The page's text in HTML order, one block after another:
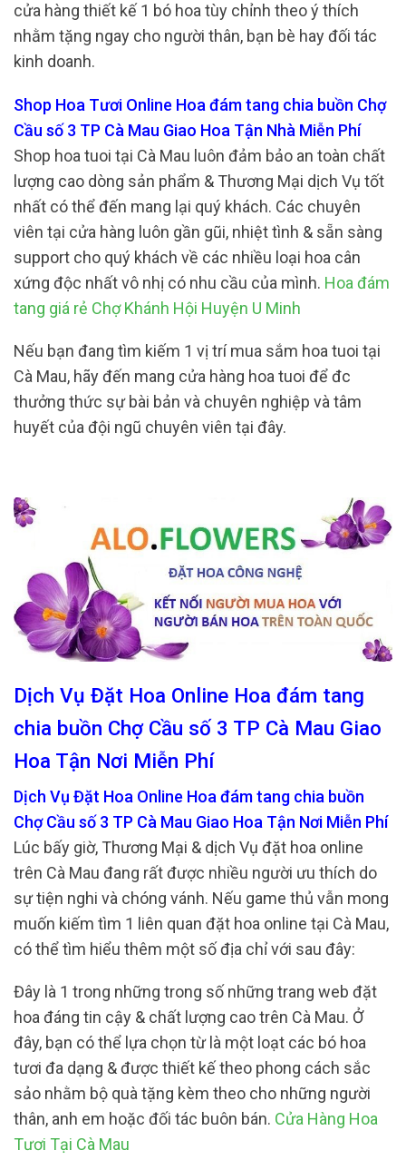
cửa hàng thiết kế 1 bó hoa tùy chỉnh theo ý thích
nhằm tặng ngay cho người thân, bạn bè hay đối tác
kinh doanh.
Shop Hoa Tươi Online Hoa đám tang chia buồn Chợ
Cầu số 3 TP Cà Mau Giao Hoa Tận Nhà Miễn Phí
Shop hoa tuoi tại Cà Mau luôn đảm bảo an toàn chất
lượng cao dòng sản phẩm & Thương Mại dịch Vụ tốt
nhất có thể đến mang lại quý khách. Các chuyên
viên tại cửa hàng luôn gần gũi, nhiệt tình & sẵn sàng
support cho quý khách về các nhiều loại hoa cân
xứng độc nhất vô nhị có nhu cầu của mình. Hoa đám
tang giá rẻ Chợ Khánh Hội Huyện U Minh
Nếu bạn đang tìm kiếm 1 vị trí mua sắm hoa tuoi tại
Cà Mau, hãy đến mang cửa hàng hoa tuoi để đc
thưởng thức sự bài bản và chuyên nghiệp và tâm
huyết của đội ngũ chuyên viên tại đây.
Dịch Vụ Đặt Hoa Online Hoa đám tang
chia buồn Chợ Cầu số 3 TP Cà Mau Giao
Hoa Tận Nơi Miễn Phí
Dịch Vụ Đặt Hoa Online Hoa đám tang chia buồn
Chợ Cầu số 3 TP Cà Mau Giao Hoa Tận Nơi Miễn Phí
Lúc bấy giờ, Thương Mại & dịch Vụ đặt hoa online
trên Cà Mau đang rất được nhiều người ưu thích do
sự tiện nghi và chóng vánh. Nếu game thủ vẫn mong
muốn kiếm tìm 1 liên quan đặt hoa online tại Cà Mau,
có thể tìm hiểu thêm một số địa chỉ với sau đây:
Đây là 1 trong những trong số những trang web đặt
hoa đáng tin cậy & chất lượng cao trên Cà Mau. Ở
đây, bạn có thể lựa chọn từ là một loạt các bó hoa
tươi đa dạng & được thiết kế theo phong cách sắc
sảo nhằm bộ quà tặng kèm theo cho những người
thân, anh em hoặc đối tác buôn bán. Cửa Hàng Hoa
Tươi Tại Cà Mau